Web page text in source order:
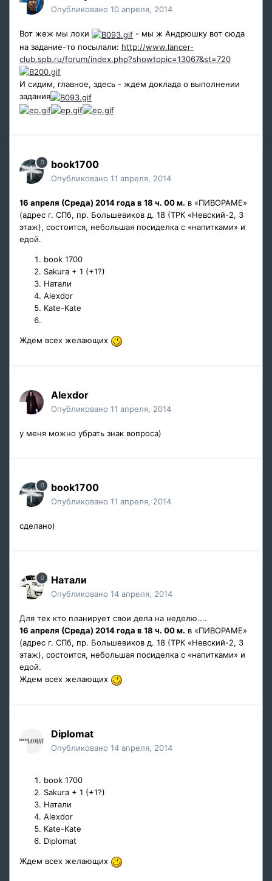
Опубликовано 10 апреля, 2014
Вот жеж мы лохи
- мы ж Андрюшку вот сюда
на задание-то посылали: http://www.lancer-
club.spb.ru/forum/index.php?showtopic=13067&st=720
И сидим, главное, здесь - ждем доклада о выполнении
задания
book1700
Опубликовано 11 апреля, 2014
16 апреля (Среда) 2014 года в 18 ч. 00 м. в «ПИВОРАМЕ»
(адрес г. СПб, пр. Большевиков д. 18 (ТРК «Невский-2, 3
этаж), состоится, небольшая посиделка с «напитками» и
едой.
book 1700
Sakura + 1 (+1?)
Натали
Alexdor
Kate-Kate
Ждем всех желающих
Alexdor
Опубликовано 11 апреля, 2014
у меня можно убрать знак вопроса)
book1700
Опубликовано 11 апреля, 2014
сделано)
Натали
Опубликовано 14 апреля, 2014
Для тех кто планирует свои дела на неделю....
16 апреля (Среда) 2014 года в 18 ч. 00 м. в «ПИВОРАМЕ»
(адрес г. СПб, пр. Большевиков д. 18 (ТРК «Невский-2, 3
этаж), состоится, небольшая посиделка с «напитками» и
едой.
Ждем всех желающих
Diplomat
Опубликовано 14 апреля, 2014
book 1700
Sakura + 1 (+1?)
Натали
Alexdor
Kate-Kate
Diplomat
Ждем всех желающих